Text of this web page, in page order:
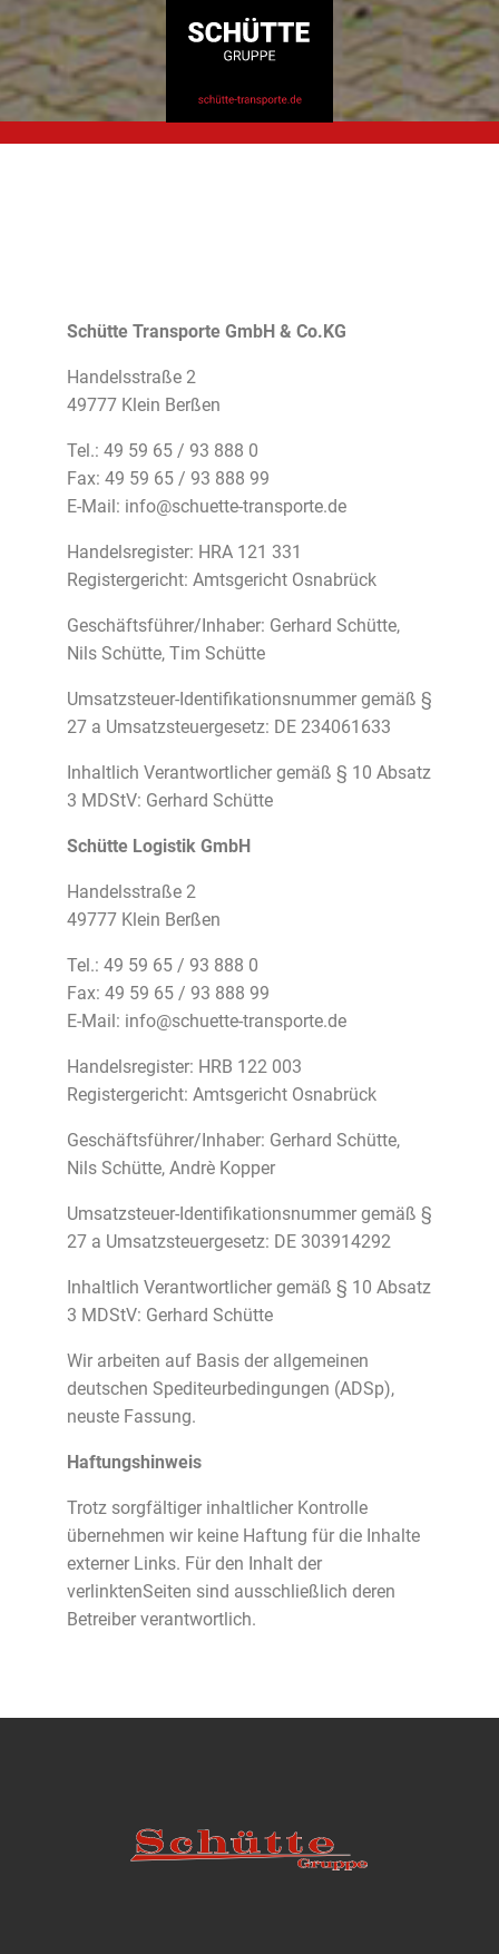
Schütte Transporte GmbH & Co.KG
Handelsstraße 2
49777 Klein Berßen
Tel.: 49 59 65 / 93 888 0
Fax: 49 59 65 / 93 888 99
E-Mail: info@schuette-transporte.de
Handelsregister: HRA 121 331
Registergericht: Amtsgericht Osnabrück
Geschäftsführer/Inhaber: Gerhard Schütte,
Nils Schütte, Tim Schütte
Umsatzsteuer-Identifikationsnummer gemäß §
27 a Umsatzsteuergesetz: DE 234061633
Inhaltlich Verantwortlicher gemäß § 10 Absatz
3 MDStV: Gerhard Schütte
Schütte Logistik GmbH
Handelsstraße 2
49777 Klein Berßen
Tel.: 49 59 65 / 93 888 0
Fax: 49 59 65 / 93 888 99
E-Mail: info@schuette-transporte.de
Handelsregister: HRB 122 003
Registergericht: Amtsgericht Osnabrück
Geschäftsführer/Inhaber: Gerhard Schütte,
Nils Schütte, Andrè Kopper
Umsatzsteuer-Identifikationsnummer gemäß §
27 a Umsatzsteuergesetz: DE 303914292
Inhaltlich Verantwortlicher gemäß § 10 Absatz
3 MDStV: Gerhard Schütte
Wir arbeiten auf Basis der allgemeinen
deutschen Spediteurbedingungen (ADSp),
neuste Fassung.
Haftungshinweis
Trotz sorgfältiger inhaltlicher Kontrolle
übernehmen wir keine Haftung für die Inhalte
externer Links. Für den Inhalt der
verlinktenSeiten sind ausschließlich deren
Betreiber verantwortlich.